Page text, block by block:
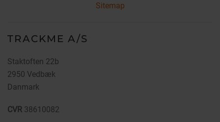
Sitemap
TRACKME A/S
Staktoften 22b
2950 Vedbæk
Danmark
CVR 38610082